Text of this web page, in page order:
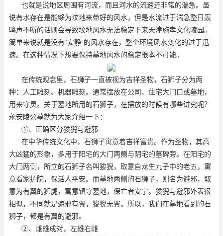
也就是说地区周围有河流，而且河水的流速还非常的湍急。虽
说有水存在是能够为坟地来带好的风水，但是水流过于湍急整日轰
鸣声不断的话则会导致坟地风水无法稳定下来天津施孝文化陵园。
简单来说就是没有“安静”的风水存在，整个环境风水变化的过于迅
速。在这种情况下想要保持墓地风水的稳定根本不可能。
在传统观念里，石狮子一直被视为吉祥圣物，石狮子分为两
种：人工雕刻、机器雕刻。通常摆放在公司、住宅大门口或墓地，
用来守灵。关于墓地所用的石狮子，在摆放的时候有哪些讲究呢？
永安陵公墓就为大家介绍一下：
①、正确区分狻猊与避邪
在中华传统文化中，石狮子寓意着吉祥富贵。作为圣物，其高
大凶猛的形象，多用于阳宅的大门两侧与阴宅的墓碑旁。在阳宅的
大门两侧，所立的石狮子名叫狻猊，取意自龙生九子中的老五，寓
意看家护院，保活人平安。而墓地两侧的石狮子，则名为避邪，取
意为有翼的狮虎，寓意镇守墓地，保亡者安宁。狻猊与避邪外表很
相似，不同就是避邪有翼，狻猊无翼。所以，我们在墓地看到的石
狮子，都是有翼的避邪。
②、雌雄成对，左雄右雌